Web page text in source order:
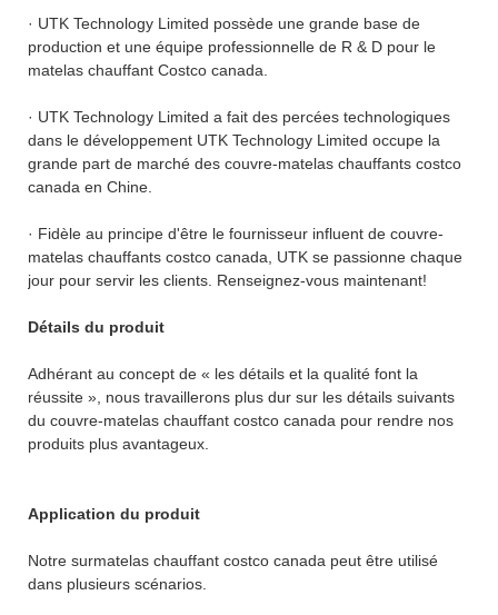
· UTK Technology Limited possède une grande base de
production et une équipe professionnelle de R & D pour le
matelas chauffant Costco canada.
· UTK Technology Limited a fait des percées technologiques
dans le développement UTK Technology Limited occupe la
grande part de marché des couvre-matelas chauffants costco
canada en Chine.
· Fidèle au principe d'être le fournisseur influent de couvre-
matelas chauffants costco canada, UTK se passionne chaque
jour pour servir les clients. Renseignez-vous maintenant!
Détails du produit
Adhérant au concept de « les détails et la qualité font la
réussite », nous travaillerons plus dur sur les détails suivants
du couvre-matelas chauffant costco canada pour rendre nos
produits plus avantageux.
Application du produit
Notre surmatelas chauffant costco canada peut être utilisé
dans plusieurs scénarios.